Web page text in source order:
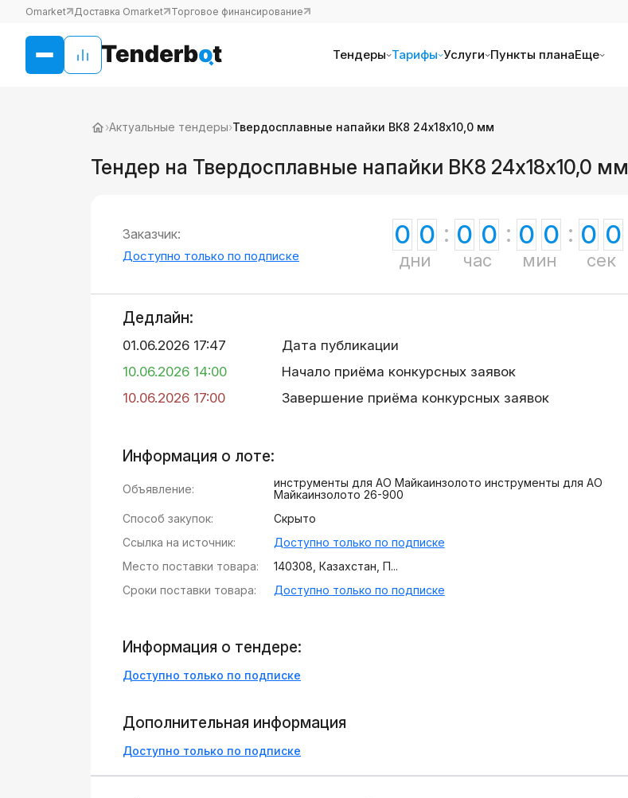
Omarket Доставка Omarket Торговое финансирование
Тендеры Тарифы Услуги Пункты планаЕще
›Актуальные тендеры›Твердосплавные напайки ВК8 24х18х10,0 мм
Тендер на Твердосплавные напайки ВК8 24х18х10,0 мм
Заказчик:
Доступно только по подписке
0 0
дни
0 0
час
0 0
мин
0 0
сек
Дедлайн:
01.06.2026 17:47
Дата публикации
10.06.2026 14:00
Начало приёма конкурсных заявок
10.06.2026 17:00
Завершение приёма конкурсных заявок
Информация о лоте:
Объявление:
инструменты для АО Майкаинзолото инструменты для АО
Майкаинзолото 26-900
Способ закупок:
Скрыто
Ссылка на источник:
Доступно только по подписке
Место поставки товара:
140308, Казахстан, П...
Сроки поставки товара:
Доступно только по подписке
Информация о тендере:
Доступно только по подписке
Дополнительная информация
Доступно только по подписке